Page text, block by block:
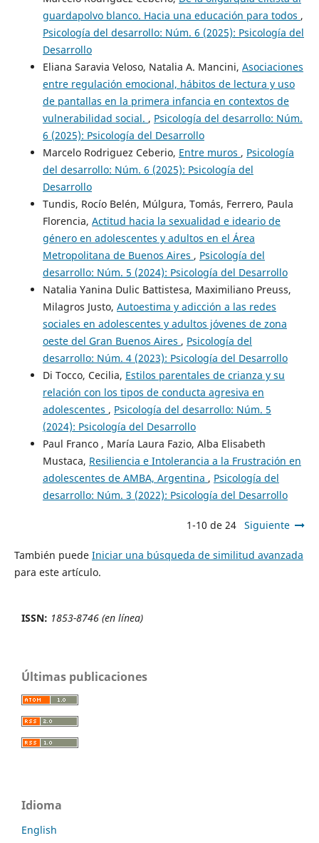
guardapolvo blanco. Hacia una educación para todos ,
Psicología del desarrollo: Núm. 6 (2025): Psicología del
Desarrollo
Eliana Saravia Veloso, Natalia A. Mancini, Asociaciones
entre regulación emocional, hábitos de lectura y uso
de pantallas en la primera infancia en contextos de
vulnerabilidad social. , Psicología del desarrollo: Núm.
6 (2025): Psicología del Desarrollo
Marcelo Rodriguez Ceberio, Entre muros , Psicología
del desarrollo: Núm. 6 (2025): Psicología del
Desarrollo
Tundis, Rocío Belén, Múlgura, Tomás, Ferrero, Paula
Florencia, Actitud hacia la sexualidad e ideario de
género en adolescentes y adultos en el Área
Metropolitana de Buenos Aires , Psicología del
desarrollo: Núm. 5 (2024): Psicología del Desarrollo
Natalia Yanina Dulic Battistesa, Maximiliano Preuss,
Milagros Justo, Autoestima y adicción a las redes
sociales en adolescentes y adultos jóvenes de zona
oeste del Gran Buenos Aires , Psicología del
desarrollo: Núm. 4 (2023): Psicología del Desarrollo
Di Tocco, Cecilia, Estilos parentales de crianza y su
relación con los tipos de conducta agresiva en
adolescentes , Psicología del desarrollo: Núm. 5
(2024): Psicología del Desarrollo
Paul Franco , María Laura Fazio, Alba Elisabeth
Mustaca, Resiliencia e Intolerancia a la Frustración en
adolescentes de AMBA, Argentina , Psicología del
desarrollo: Núm. 3 (2022): Psicología del Desarrollo
1-10 de 24 Siguiente
También puede Iniciar una búsqueda de similitud avanzada
para este artículo.
ISSN: 1853-8746 (en línea)
Últimas publicaciones
Idioma
English